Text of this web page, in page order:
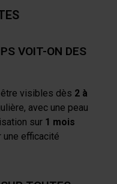
VOIT-ON DES
visibles dès 2 à
avec une peau
sur 1 mois
efficacité